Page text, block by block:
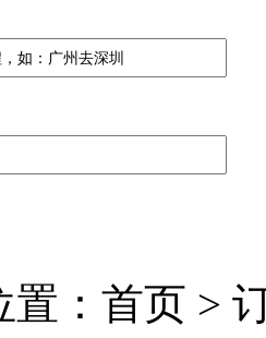
置：首页 >